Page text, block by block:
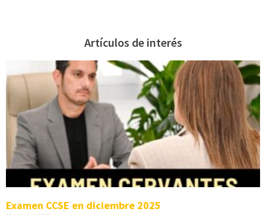
Artículos de interés
Examen CCSE en diciembre 2025